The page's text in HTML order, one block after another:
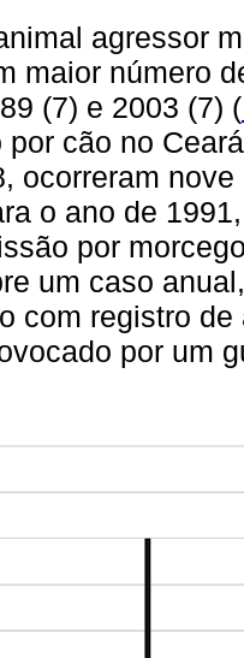
agressor
maior número
(7) e 2003 (7) (
cão no
ocorreram
o ano de
por
um caso
com registro
por um